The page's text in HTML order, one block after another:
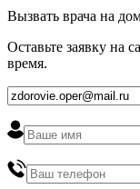
Вызвать врача на
Оставьте заявку на
время.